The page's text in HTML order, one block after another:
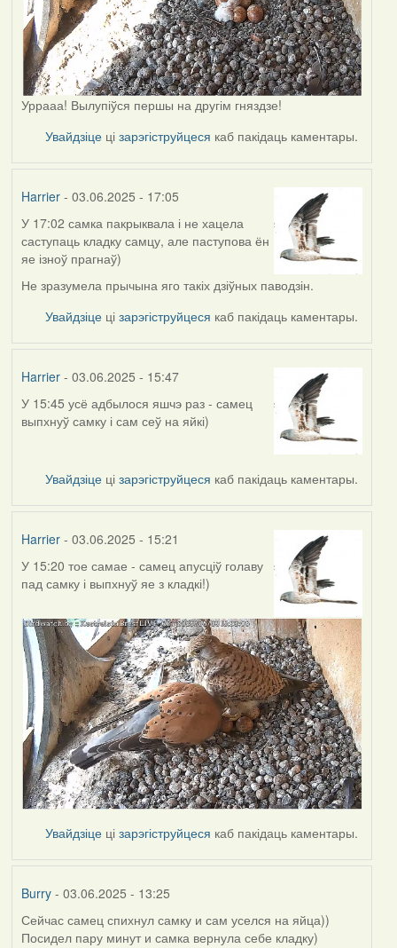
Уррааа! Вылупіўся першы на другім гняздзе!
Увайдзіце цізарэгіструйцеся каб пакідаць каментары.
Harrier- 03.06.2025 - 17:05
У 17:02 самка пакрыквала і не хацела
саступаць кладку самцу, але паступова ён
яе ізноў прагнаў)
Не зразумела прычына яго такіх дзіўных паводзін.
Увайдзіце цізарэгіструйцеся каб пакідаць каментары.
Harrier- 03.06.2025 - 15:47
У 15:45 усё адбылося яшчэ раз - самец
выпхнуў самку і сам сеў на яйкі)
Увайдзіце цізарэгіструйцеся каб пакідаць каментары.
Harrier- 03.06.2025 - 15:21
У 15:20 тое самае - самец апусціў голаву
пад самку і выпхнуў яе з кладкі!)
Увайдзіце цізарэгіструйцеся каб пакідаць каментары.
Burry- 03.06.2025 - 13:25
Сейчас самец спихнул самку и сам уселся на яйца))
Посидел пару минут и самка вернула себе кладку)